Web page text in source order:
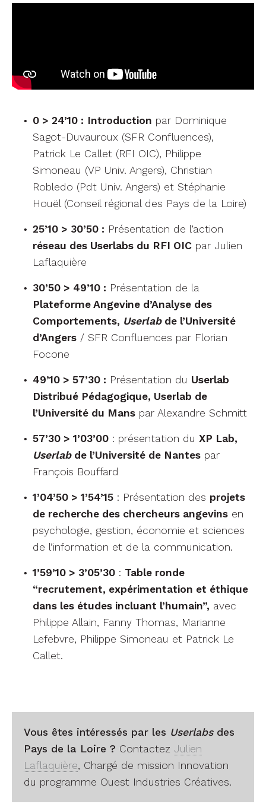
0 > 24’10 : Introduction par Dominique
Sagot-Duvauroux (SFR Confluences),
Patrick Le Callet (RFI OIC), Philippe
Simoneau (VP Univ. Angers), Christian
Robledo (Pdt Univ. Angers) et Stéphanie
Houël (Conseil régional des Pays de la Loire)
25’10 > 30’50 : Présentation de l’action
réseau des Userlabs du RFI OIC par Julien
Laflaquière
30’50 > 49’10 : Présentation de la
Plateforme Angevine d’Analyse des
Comportements, Userlabde l’Université
d’Angers / SFR Confluences par Florian
Focone
49’10 > 57’30 : Présentation du Userlab
Distribué Pédagogique, Userlab de
l’Université du Mans par Alexandre Schmitt
57’30 > 1’03’00 : présentation du XP Lab,
Userlabde l’Université de Nantes par
François Bouffard
1’04’50 > 1’54’15 : Présentation des projets
de recherche des chercheurs angevins en
psychologie, gestion, économie et sciences
de l’information et de la communication.
1’59’10 > 3’05’30 : Table ronde
“recrutement, expérimentation et éthique
dans les études incluant l’humain”, avec
Philippe Allain, Fanny Thomas, Marianne
Lefebvre, Philippe Simoneau et Patrick Le
Callet.
Vous êtes intéressés par les Userlabsdes
Pays de la Loire ? Contactez Julien
Laflaquière, Chargé de mission Innovation
du programme Ouest Industries Créatives.